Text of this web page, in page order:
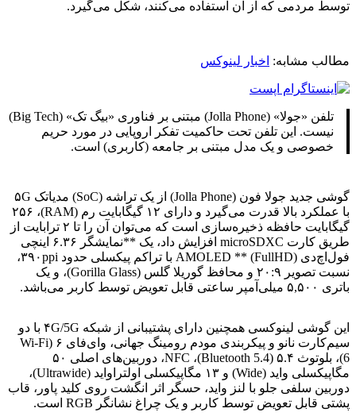
توسط مردمی که از آن استفاده می‌کنند، شکل می‌گیرد.
مطالب مشابه: اخبار لینوکس
تلفن «جولا» (Jolla Phone) مبتنی بر فناوری «بیگ تک» (Big Tech)
نیست. این تلفن تحت حاکمیت تفکر اروپایی در مورد حریم
خصوصی و یک مدل مبتنی بر جامعه (کاربری) است.
گوشی جدید جولا فون (Jolla Phone) از یک تراشه (SoC) مدیاتک ۵G
با عملکرد بالا قدرت می‌گیرد و دارای ۱۲ گیگابایت رم (RAM)، ۲۵۶
گیگابایت حافظه ذخیره‌سازی است که می‌توان آن را تا ۲ ترابایت از
طریق کارت microSDXC افزایش داد، یک **نمایشگر ۶.۳۶ اینچی
فول‌اچ‌دی (FullHD) ** AMOLED با تراکم پیکسلی حدود ۳۹۰ppi،
نسبت تصویر ۲۰:۹ و محافظ گوریلا گلس (Gorilla Glass)، و یک
باتری ۵,۵۰۰ میلی‌آمپر ساعتی قابل تعویض توسط کاربر می‌باشد.
این گوشی لینوکسی همچنین دارای پشتیبانی از شبکه ۴G/5G با دو
سیم‌کارت نانو و پیکربندی مودم رومینگ جهانی، وای‌فای ۶ (Wi-Fi
6)، بلوتوث ۵.۴ (Bluetooth 5.4)، NFC، دوربین‌های اصلی ۵۰
مگاپیکسلی واید (Wide) و ۱۳ مگاپیکسلی اولتراواید (Ultrawide)،
دوربین سلفی جلو با لنز واید، حسگر اثر انگشت روی کلید پاور، قاب
پشتی قابل تعویض توسط کاربر و یک چراغ نشانگر RGB است.